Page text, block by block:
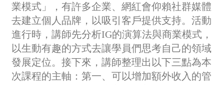
業模式」，有許多企業、網紅會仰賴社群媒體
去建立個人品牌，以吸引客戶提供支持。活動
進行時，講師先分析IG的演算法與商業模式，
以生動有趣的方式去讓學員們思考自己的領域
發展定位。接下來，講師整理出以下三點為本
次課程的主軸：第一、可以增加額外收入的管